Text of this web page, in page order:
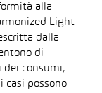
alla
Light-
dalla
di
dei consumi,
casi possono